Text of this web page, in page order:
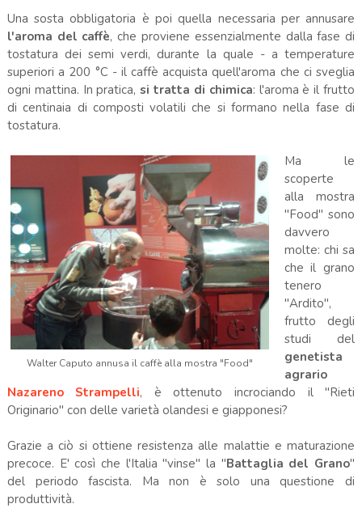
Una sosta obbligatoria è poi quella necessaria per annusare
l'aroma del caffè, che proviene essenzialmente dalla fase di
tostatura dei semi verdi, durante la quale - a temperature
superiori a 200 °C - il caffè acquista quell'aroma che ci sveglia
ogni mattina. In pratica,si tratta di chimica: l'aroma è il frutto
di centinaia di composti volatili che si formano nella fase di
tostatura.
Walter Caputo annusa il caffè alla mostra "Food"
Ma le
scoperte
alla mostra
"Food" sono
davvero
molte: chi sa
che il grano
tenero
"Ardito",
frutto degli
studi del
genetista
agrario
Nazareno Strampelli, è ottenuto incrociando il "Rieti
Originario" con delle varietà olandesi e giapponesi?
Grazie a ciò si ottiene resistenza alle malattie e maturazione
precoce. E' così che l'Italia "vinse" la "Battaglia del Grano"
del periodo fascista. Ma non è solo una questione di
produttività.